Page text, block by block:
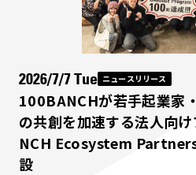
2026/7/7 Tue ニュースリリース
100BANCHが若手起業家
の共創を加速する法人向
NCH Ecosystem
設